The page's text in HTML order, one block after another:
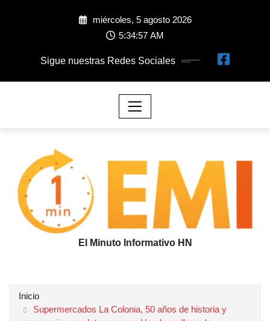
miércoles, 5 agosto 2026
5:34:57 AM
Sigue nuestras Redes Sociales
El Minuto Informativo HN
Inicio
Supermercados La Colonia, 50 años de historia y